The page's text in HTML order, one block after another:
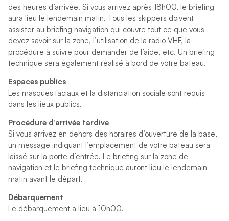
des heures d’arrivée. Si vous arrivez après 18h00, le briefing
aura lieu le lendemain matin. Tous les skippers doivent
assister au briefing navigation qui couvre tout ce que vous
devez savoir sur la zone, l’utilisation de la radio VHF, la
procédure à suivre pour demander de l’aide, etc. Un briefing
technique sera également réalisé à bord de votre bateau.
Espaces publics
Les masques faciaux et la distanciation sociale sont requis
dans les lieux publics.
Procédure d’arrivée tardive
Si vous arrivez en dehors des horaires d’ouverture de la base,
un message indiquant l’emplacement de votre bateau sera
laissé sur la porte d’entrée. Le briefing sur la zone de
navigation et le briefing technique auront lieu le lendemain
matin avant le départ.
Débarquement
Le débarquement a lieu à 10h00.